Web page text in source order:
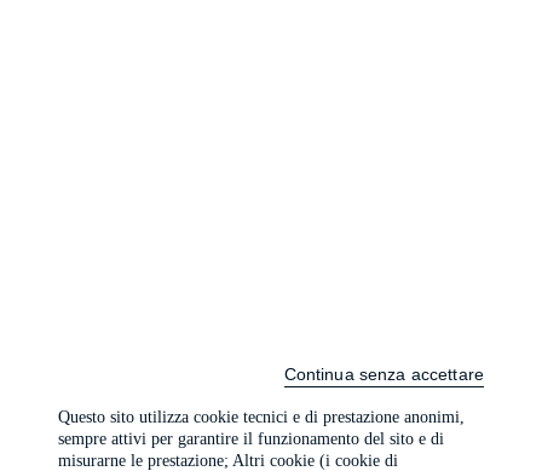
Questo sito utilizza cookie tecnici e di prestazione anonimi,
sempre attivi per garantire il funzionamento del sito e di
misurarne le prestazione; Altri cookie (i cookie di
Continua senza accettare